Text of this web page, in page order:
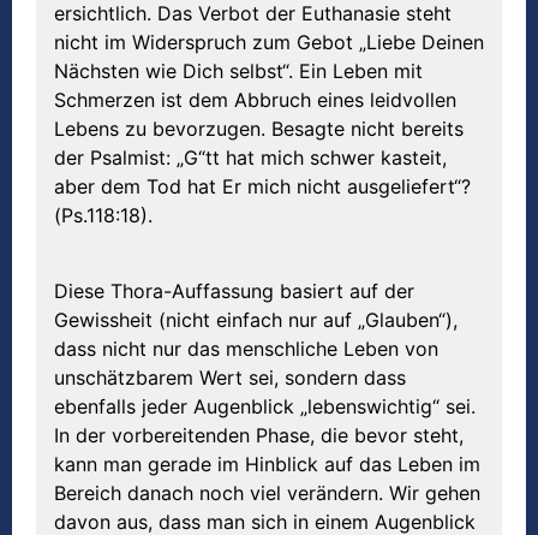
ersichtlich. Das Verbot der Euthanasie steht
nicht im Widerspruch zum Gebot „Liebe Deinen
Nächsten wie Dich selbst“. Ein Leben mit
Schmerzen ist dem Abbruch eines leidvollen
Lebens zu bevorzugen. Besagte nicht bereits
der Psalmist: „G“tt hat mich schwer kasteit,
aber dem Tod hat Er mich nicht ausgeliefert“?
(Ps.118:18).
Diese Thora-Auffassung basiert auf der
Gewissheit (nicht einfach nur auf „Glauben“),
dass nicht nur das menschliche Leben von
unschätzbarem Wert sei, sondern dass
ebenfalls jeder Augenblick „lebenswichtig“ sei.
In der vorbereitenden Phase, die bevor steht,
kann man gerade im Hinblick auf das Leben im
Bereich danach noch viel verändern. Wir gehen
davon aus, dass man sich in einem Augenblick